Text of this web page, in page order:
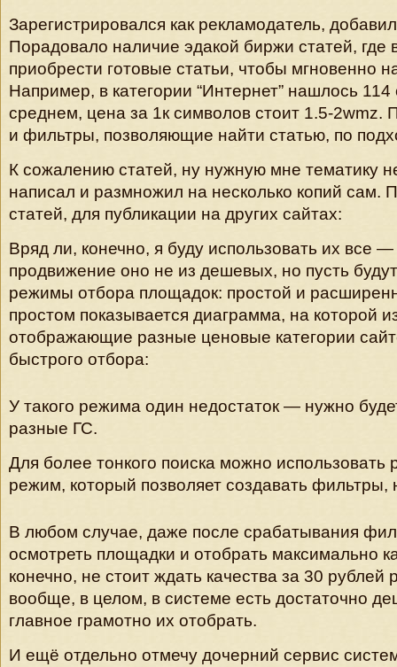
Зарегистрировался как рекламодатель,
Порадовало наличие эдакой биржи статей, где
приобрести готовые статьи, чтобы мгновенно
Например, в категории “Интернет” нашлось 114
среднем, цена за 1к символов стоит 1.5-2wmz.
и фильтры, позволяющие найти статью, по
К сожалению статей, ну нужную мне тематику
написал и размножил на несколько копий сам.
статей, для публикации на других сайтах:
Вряд ли, конечно, я буду использовать их все
продвижение оно не из дешевых, но пусть
режимы отбора площадок: простой и
простом показывается диаграмма, на которой
отображающие разные ценовые категории
быстрого отбора:
У такого режима один недостаток — нужно
разные ГС.
Для более тонкого поиска можно
режим, который позволяет создавать фильтры,
В любом случае, даже после срабатывания
осмотреть площадки и отобрать максимально
конечно, не стоит ждать качества за 30
вообще, в целом, в системе есть достаточно
главное грамотно их отобрать.
И ещё отдельно отмечу дочерний сервис